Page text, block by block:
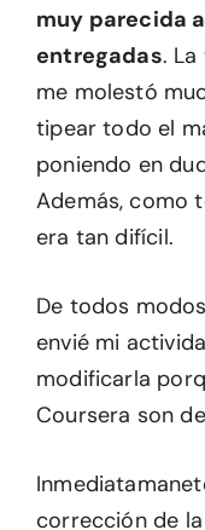
muy parecida
entregadas.
me molestó
tipear todo el
poniendo en
Además, como
era tan difícil.
De todos
envié mi
modificarla
Coursera son
corrección de